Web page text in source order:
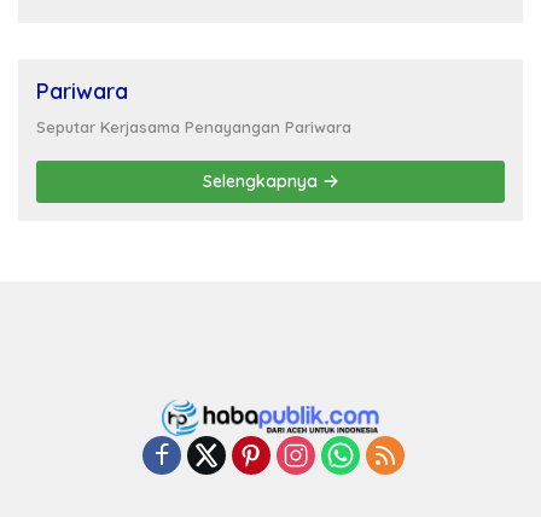
Pariwara
Seputar Kerjasama Penayangan Pariwara
Selengkapnya